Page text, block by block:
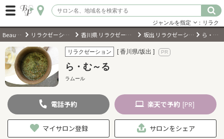
ログイン
会員登録 （無料）
キーワード検索
ジャンルを選択
ジャンルを指定 ：リラク
BeautyPark リラクゼーションサロン 香川県 リラクゼーションサロン 坂出 リラクゼーションサロン ら・む～る
リラクゼーション [ 香川県/坂出 ]
ら・む～る
ラムール
電話予約 楽天で予約 [PR]
マイサロン登録 サロンをシェア